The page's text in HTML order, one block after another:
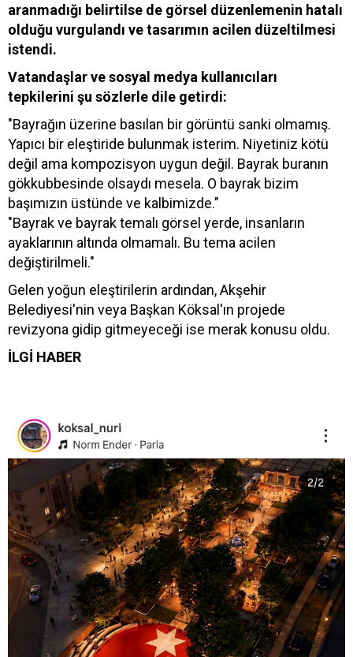
aranmadığı belirtilse de görsel düzenlemenin hatalı
olduğu vurgulandı ve tasarımın acilen düzeltilmesi
istendi.
Vatandaşlar ve sosyal medya kullanıcıları
tepkilerini şu sözlerle dile getirdi:
"Bayrağın üzerine basılan bir görüntü sanki olmamış.
Yapıcı bir eleştiride bulunmak isterim. Niyetiniz kötü
değil ama kompozisyon uygun değil. Bayrak buranın
gökkubbesinde olsaydı mesela. O bayrak bizim
başımızın üstünde ve kalbimizde."
"Bayrak ve bayrak temalı görsel yerde, insanların
ayaklarının altında olmamalı. Bu tema acilen
değiştirilmeli."
Gelen yoğun eleştirilerin ardından, Akşehir
Belediyesi'nin veya Başkan Köksal'ın projede
revizyona gidip gitmeyeceği ise merak konusu oldu.
İLGİ HABER